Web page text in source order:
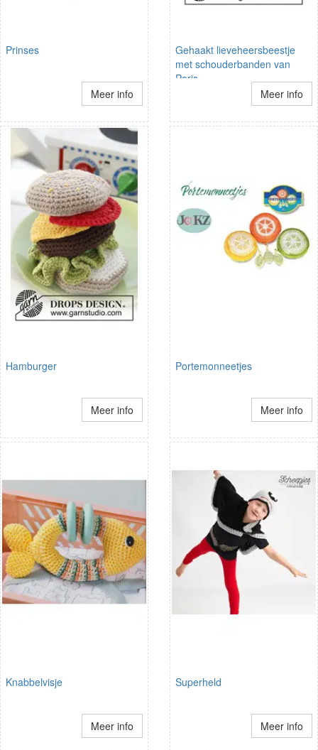
Prinses
Meer info
Gehaakt lieveheersbeestje
met schouderbanden van
Paris.
Meer info
Hamburger
Meer info
Portemonneetjes
Meer info
Knabbelvisje
Meer info
Superheld
Meer info